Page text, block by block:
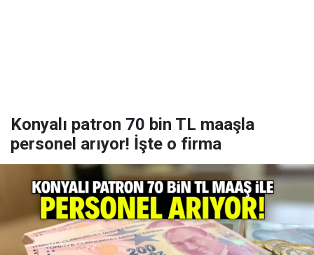
Konyalı patron 70 bin TL maaşla
personel arıyor! İşte o firma